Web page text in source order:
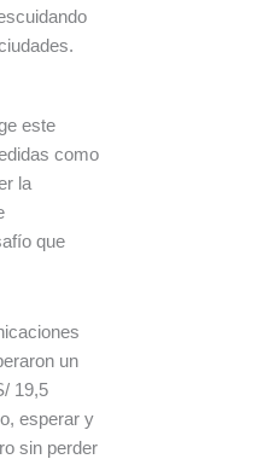
este
como
la
que
un
19,5
esperar y
sin perder